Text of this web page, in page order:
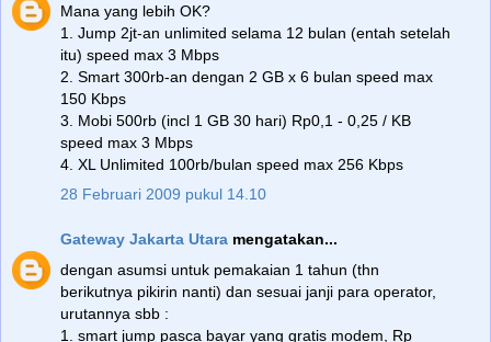
Mana yang lebih OK?
1. Jump 2jt-an unlimited selama 12 bulan (entah setelah
itu) speed max 3 Mbps
2. Smart 300rb-an dengan 2 GB x 6 bulan speed max
150 Kbps
3. Mobi 500rb (incl 1 GB 30 hari) Rp0,1 - 0,25 / KB
speed max 3 Mbps
4. XL Unlimited 100rb/bulan speed max 256 Kbps
28 Februari 2009 pukul 14.10
Gateway Jakarta Utara mengatakan...
dengan asumsi untuk pemakaian 1 tahun (thn
berikutnya pikirin nanti) dan sesuai janji para operator,
urutannya sbb :
1. smart jump pasca bayar yang gratis modem, Rp